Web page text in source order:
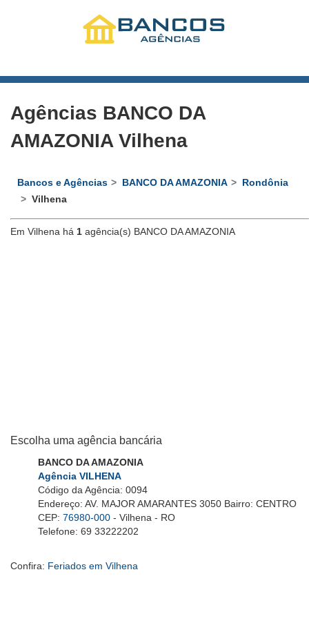
Agências BANCO DA
AMAZONIA Vilhena
Bancos e Agências BANCO DA AMAZONIA
Rondônia
Vilhena
Em Vilhena há 1 agência(s) BANCO DA AMAZONIA
Escolha uma agência bancária
BANCO DA AMAZONIA
Agência VILHENA
Código da Agência: 0094
Endereço: AV. MAJOR AMARANTES 3050 Bairro: CENTRO
CEP: 76980-000 - Vilhena - RO
Telefone: 69 33222202
Confira: Feriados em Vilhena